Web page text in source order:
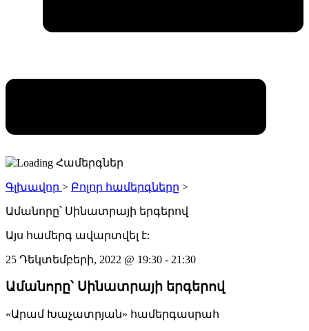
Գլխավոր > Բոլոր համերգները >
Ամանորը՝ Սինատրայի երգերով
Այս համերգ ավարտվել է:
25 Դեկտեմբերի, 2022 @ 19:30 - 21:30
Ամանորը՝ Սինատրայի երգերով
«Արամ Խաչատրյան» համերգասրահ